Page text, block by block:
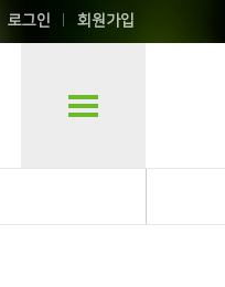
로그인 회원가입